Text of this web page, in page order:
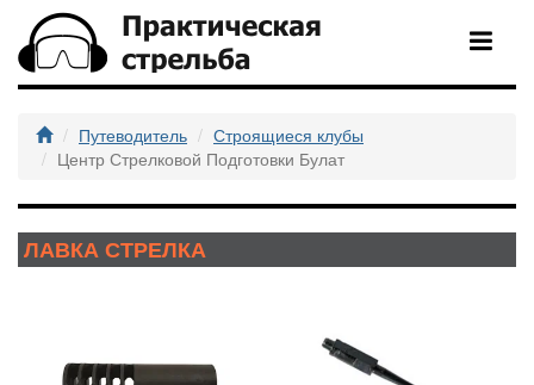
Путеводитель
Строящиеся клубы
Центр Стрелковой Подготовки Булат
ЛАВКА СТРЕЛКА